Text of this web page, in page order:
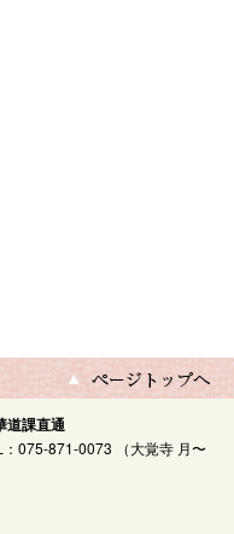
課直通
075-871-0073 （大覚寺 月〜